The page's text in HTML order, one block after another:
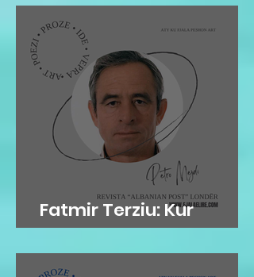
Fatmir Terziu: Kur
'arkivat' flasin…